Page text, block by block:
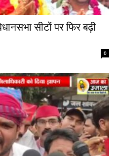
सीटों पर फिर बढ़ी
0